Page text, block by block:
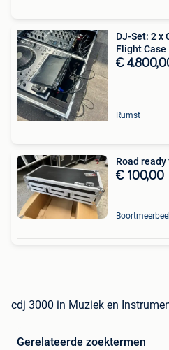
DJ-Set: 2 x
Flight Case
€
Rumst
Road
€ 100,00
cdj 3000 in Muziek en
Gerelateerde zoektermen